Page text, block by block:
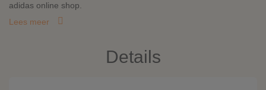
adidas online shop.
Lees meer
Details